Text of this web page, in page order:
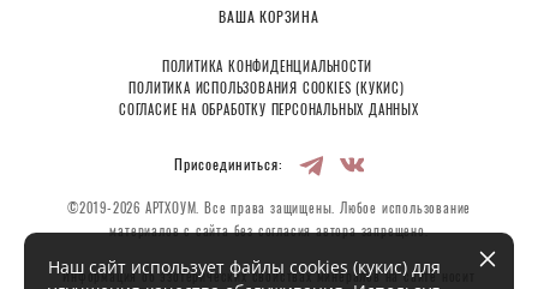
ВАША КОРЗИНА
ПОЛИТИКА КОНФИДЕНЦИАЛЬНОСТИ
ПОЛИТИКА ИСПОЛЬЗОВАНИЯ COOKIES (КУКИС)
СОГЛАСИЕ НА ОБРАБОТКУ ПЕРСОНАЛЬНЫХ ДАННЫХ
Присоединиться:
©2019-2026 АРТХОУМ. Все права защищены. Любое использование
материалов с сайта без согласия автора запрещено.
Информация об эзотерических свойствах минералов на сайте носит
Наш сайт использует файлы cookies (кукис) для